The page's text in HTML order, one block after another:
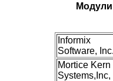
Informix
Software, Inc.
Mortice Kern
Systems,Inc,